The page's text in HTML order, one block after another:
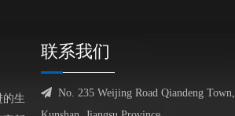
的生
联系我们
 No. 235 Weijing Road Qiandeng Town,